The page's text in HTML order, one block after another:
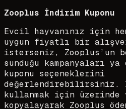
Zooplus İndirim Kuponu
Evcil hayvanınız için
uygun fiyatlı bir
isterseniz, Zooplus’un
sunduğu kampanyaları
kuponu seçeneklerini
değerlendirebilirsiniz.
kullanmak için üzerinde
kopyalayarak Zooplus